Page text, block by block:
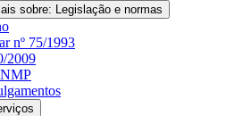
sobre: Legislação e normas
nº 75/1993
2009